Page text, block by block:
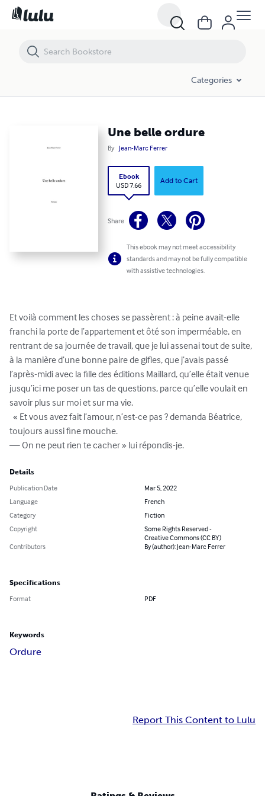
Categories
Une belle ordure
By Jean-Marc Ferrer
Ebook
USD 7.66
Add to Cart
Share
This ebook may not meet accessibility
standards and may not be fully compatible
with assistive technologies.
Et voilà comment les choses se passèrent : à peine avait-elle
franchi la porte de l’appartement et ôté son imperméable, en
rentrant de sa journée de travail, que je lui assenai tout de suite,
à la manière d’une bonne paire de gifles, que j’avais passé
l’après-midi avec la fille des éditions Maillard, qu’elle était venue
jusqu’ici me poser un tas de questions, parce qu’elle voulait en
savoir plus sur moi et sur ma vie.
toujours aussi fine mouche.
— On ne peut rien te cacher » lui répondis-je.
Details
Publication Date
Mar 5, 2022
Language
French
Category
Fiction
Copyright
Some Rights Reserved -
Creative Commons (CC BY)
Contributors
By (author): Jean-Marc Ferrer
Specifications
Format PDF
Keywords
Ordure
Report This Content to Lulu
Une belle ordure